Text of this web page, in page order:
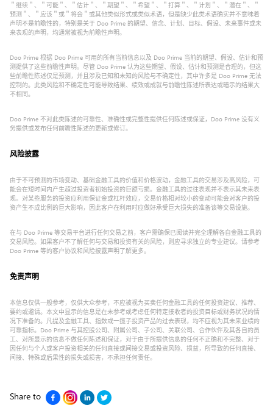
＂继续＂、＂可能＂、＂估计＂、＂期望＂、＂希望＂、＂打算＂、＂计划＂、＂潜在＂、＂
预测＂、＂应该＂或＂将会＂或其他类似形式或类似术语，但是缺少此类术语确实并不意味着
声明不是前瞻性的，特别是关于 Doo Prime 的期望、信念、计划、目标、假设、未来事件或未
来表现的声明，均通常被视为前瞻性声明。
Doo Prime 根据 Doo Prime 可用的所有当前信息以及 Doo Prime 当前的期望、假设、估计和预
测提供了这些前瞻性声明。尽管 Doo Prime 认为这些期望、假设、估计和预测是合理的，但这
些前瞻性陈述仅是预测，并且涉及已知和未知的风险与不确定性，其中许多是 Doo Prime 无法
控制的。此类风险和不确定性可能导致结果、绩效或成就与前瞻性陈述所表达或暗示的结果大
不相同。
Doo Prime 不对此类陈述的可靠性、准确性或完整性提供任何陈述或保证，Doo Prime 没有义
务提供或发布任何前瞻性陈述的更新或修订。
风险披露
由于不可预测的市场变动、基础金融工具的价值和价格波动，金融工具的交易涉及高风险，可
能会在短时间内产生超过投资者初始投资的巨额亏损。金融工具的过往表现并不表示其未来表
现。对某些服务的投资应利用保证金或杠杆效应，交易价格相对较小的变动可能会对客户的投
资产生不成比例的巨大影响，因此客户在利用时应做好承受巨大损失的准备该等交易设施。
在与 Doo Prime 等交易平台进行任何交易之前，客户需确保已阅读并完全理解各自金融工具的
交易风险。如果客户不了解任何与交易和投资有关的风险，则应寻求独立的专业建议。请参考
Doo Prime 等的客户协议和风险披露声明了解更多。
免责声明
本信息仅供一般参考，仅供大众参考，不应被视为买卖任何金融工具的任何投资建议、推荐、
要约或邀请。本文中显示的信息是在未参考或考虑任何特定接收者的投资目标或财务状况的情
况下准备的。凡提及金融工具、指数或一揽子投资产品的过去表现，均不应视为其未来业绩的
可靠指标。Doo Prime 与其控股公司、附属公司、子公司、关联公司、合作伙伴及其各自的员
工、对所显示的信息不做任何陈述和保证，对于由于所提供信息的任何不正确和不完整、对于
因任何与个人或客户投资相关的任何直接或间接交易或投资风险、损益，所导致的任何直接、
间接、特殊或后果性的损失或损害，不承担任何责任。
Share to